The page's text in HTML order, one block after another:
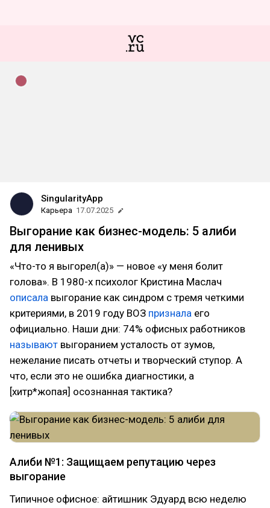
SingularityApp
Карьера 17.07.2025
Выгорание как бизнес-модель: 5 алиби
для ленивых
«Что-то я выгорел(а)» — новое «у меня болит
голова». В 1980-х психолог Кристина Маслач
описала выгорание как синдром с тремя четкими
критериями, в 2019 году ВОЗ признала его
официально. Наши дни: 74% офисных работников
называют выгоранием усталость от зумов,
нежелание писать отчеты и творческий ступор. А
что, если это не ошибка диагностики, а
[хитр*жопая] осознанная тактика?
Алиби №1: Защищаем репутацию через
выгорание
Типичное офисное: айтишник Эдуард всю неделю